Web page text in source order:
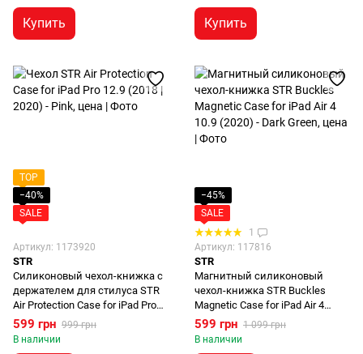
Купить Купить
TOP
−40%
SALE
Артикул: 1173920
STR
Силиконовый чехол-книжка с
держателем для стилуса STR
Air Protection Case for iPad Pro
12.9 (2018 | 2020 | 2021 | 2022) -
Light Blue
599 грн 999 грн
В наличии
−45%
SALE
1
Артикул: 117816
STR
Магнитный силиконовый
чехол-книжка STR Buckles
Magnetic Case for iPad Air 4
(2020) | Air 5 (2022) M1 | Air 11"
(2024-2025) M2 | M3 - Green
599 грн 1 099 грн
В наличии